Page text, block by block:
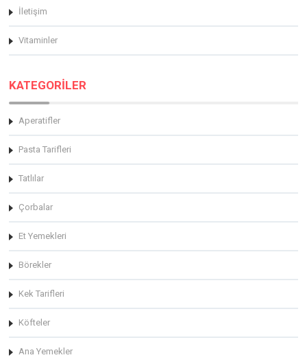
İletişim
Vitaminler
KATEGORİLER
Aperatifler
Pasta Tarifleri
Tatlılar
Çorbalar
Et Yemekleri
Börekler
Kek Tarifleri
Köfteler
Ana Yemekler